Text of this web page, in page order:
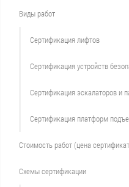
Виды работ
Сертификация лифтов
Сертификация устройств
Сертификация эскалаторов и
Сертификация платформ
Стоимость работ (цена
Схемы сертификации